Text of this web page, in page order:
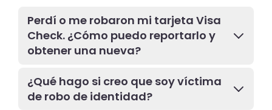
Perdí o me robaron mi tarjeta Visa
Check. ¿Cómo puedo reportarlo y
obtener una nueva?
¿Qué hago si creo que soy víctima
de robo de identidad?